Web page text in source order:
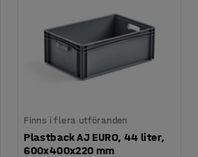
Finns i flera utföranden
Plastback AJ EURO, 44 liter,
600x400x220 mm